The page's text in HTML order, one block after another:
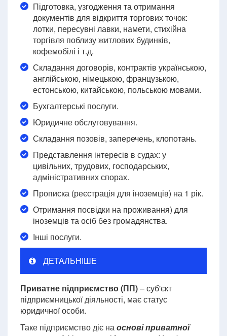
Підготовка, узгодження та отримання
документів для відкриття торгових точок:
лотки, пересувні лавки, намети, стихійна
торгівля поблизу житлових будинків,
кофемобілі і т.д.
Складання договорів, контрактів українською,
англійською, німецькою, французькою,
естонською, китайською, польською мовами.
Бухгалтерські послуги.
Юридичне обслуговування.
Складання позовів, заперечень, клопотань.
Представлення інтересів в судах: у
цивільних, трудових, господарських,
адміністративних спорах.
Прописка (реєстрація для іноземців) на 1 рік.
Отримання посвідки на проживання) для
іноземців та осіб без громадянства.
Інші послуги.
ДЕТАЛЬНІШЕ
Приватне підприємство (ПП)– суб'єкт
підприємницької діяльності, має статус
юридичної особи.
Таке підприємство діє наоснові приватної